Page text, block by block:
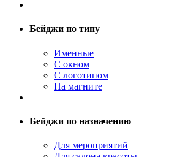
Бейджи по типу
Именные
С окном
С логотипом
На магните
Бейджи по назначению
Для мероприятий